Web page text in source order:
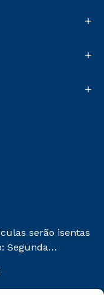
+
+
+
serão isentas
Segunda
será de R$